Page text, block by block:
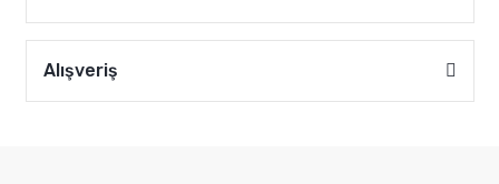
Alışveriş